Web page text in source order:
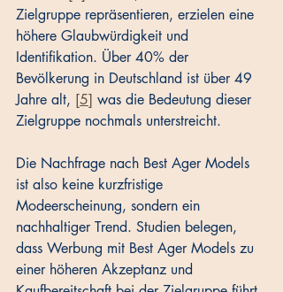
Zielgruppe repräsentieren, erzielen eine
höhere Glaubwürdigkeit und
Identifikation. Über 40% der
Bevölkerung in Deutschland ist über 49
Jahre alt, [5] was die Bedeutung dieser
Zielgruppe nochmals unterstreicht.
Die Nachfrage nach Best Ager Models
ist also keine kurzfristige
Modeerscheinung, sondern ein
nachhaltiger Trend. Studien belegen,
dass Werbung mit Best Ager Models zu
einer höheren Akzeptanz und